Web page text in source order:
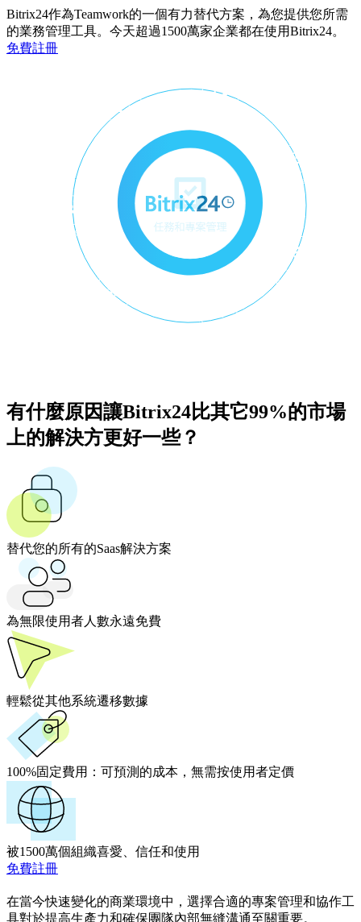
Bitrix24作為Teamwork的一個有力替代方案，為您提供您所需
的業務管理工具。今天超過1500萬家企業都在使用Bitrix24。
免費註冊
有什麼原因讓Bitrix24比其它99%的市場
上的解決方更好一些？
替代您的所有的Saas解決方案
為無限使用者人數永遠免費
輕鬆從其他系統遷移數據
100%固定費用： 可預測的成本，無需按使用者定價
被1500萬個組織喜愛、信任和使用
免費註冊
在當今快速變化的商業環境中，選擇合適的專案管理和協作工
具對於提高生產力和確保團隊內部無縫溝通至關重要。